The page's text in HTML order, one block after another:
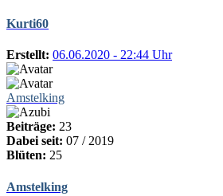
Kurti60
Erstellt: 06.06.2020 - 22:44 Uhr
Amstelking
Beiträge: 23
Dabei seit: 07 / 2019
Blüten: 25
Amstelking